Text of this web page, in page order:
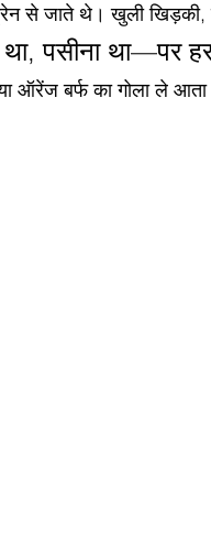
से जाते थे। खुली खिड़की,
पसीना था—पर
ऑरेंज बर्फ का गोला ले